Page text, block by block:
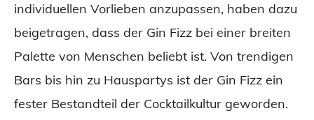
individuellen Vorlieben anzupassen, haben dazu
beigetragen, dass der Gin Fizz bei einer breiten
Palette von Menschen beliebt ist. Von trendigen
Bars bis hin zu Hauspartys ist der Gin Fizz ein
fester Bestandteil der Cocktailkultur geworden.